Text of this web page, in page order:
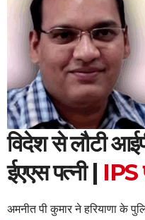
विदेश से लौटी
ईएएस पत्नी | IPS
अमनीत पी कुमार ने हरियाणा के